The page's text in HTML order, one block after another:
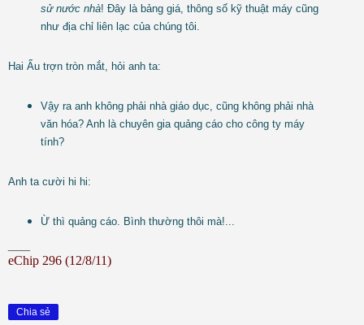
sử nước nhà! Đây là bảng giá, thông số kỹ thuật máy cũng
như địa chỉ liên lạc của chúng tôi.
Hai Ẩu trợn tròn mắt, hỏi anh ta:
Vậy ra anh không phải nhà giáo dục, cũng không phải nhà
văn hóa? Anh là chuyên gia quảng cáo cho công ty máy
tính?
Anh ta cười hi hi:
Ừ thì quảng cáo. Bình thường thôi mà!...
eChip 296 (12/8/11)
Chia sẻ